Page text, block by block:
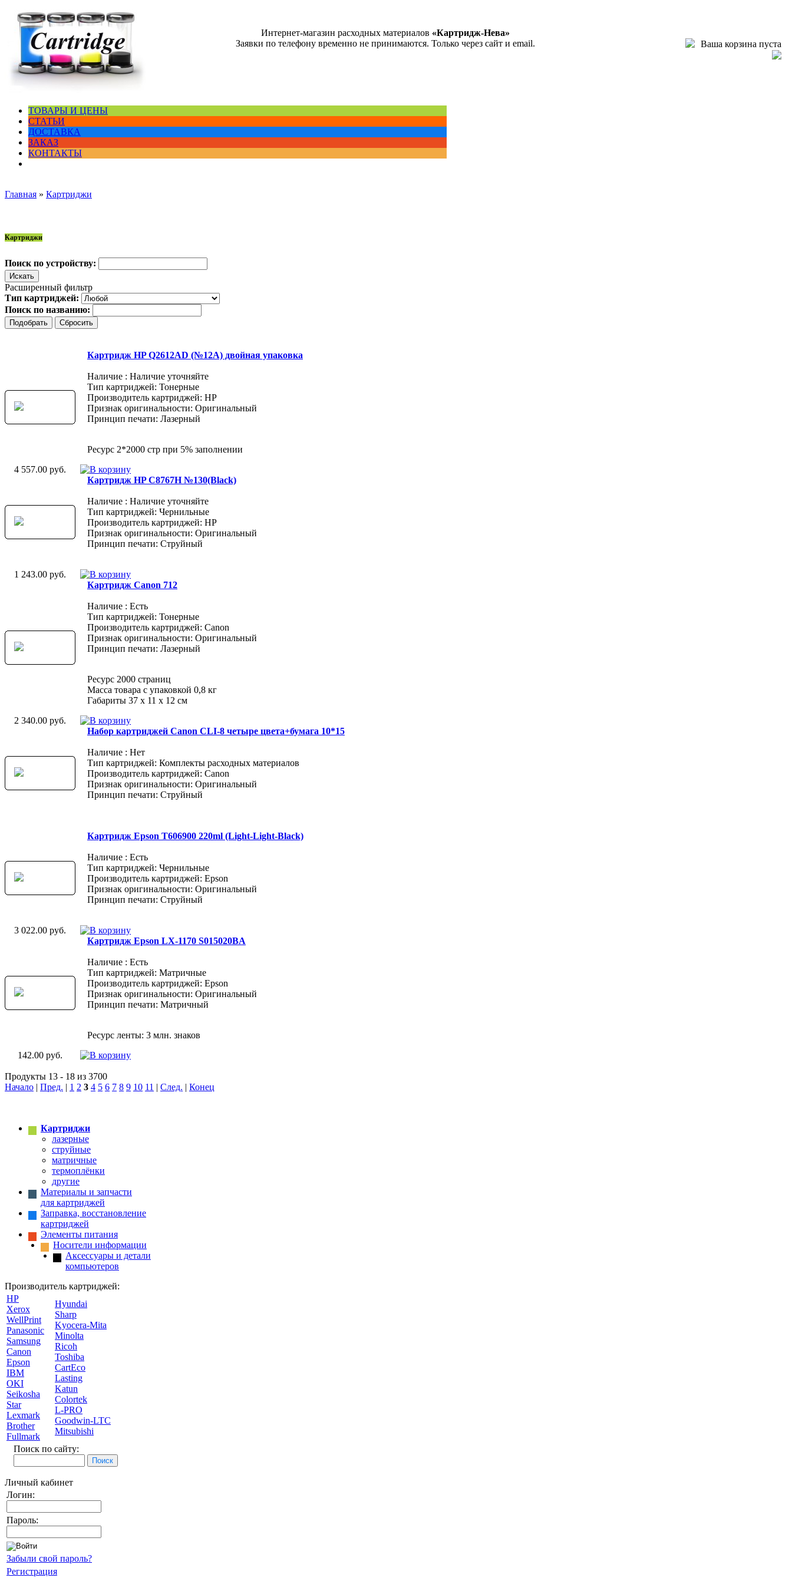
Интернет-магазин расходных материалов «Картридж-Нева»
Заявки по телефону временно не принимаются. Только через сайт и email.
Ваша корзина пуста
ТОВАРЫ И ЦЕНЫ
СТАТЬИ
ДОСТАВКА
ЗАКАЗ
КОНТАКТЫ
Главная » Картриджи
Картриджи
Поиск по устройству:
Расширенный фильтр
Тип картриджей:
Поиск по названию:
Картридж HP Q2612AD (№12A) двойная упаковка
Наличие : Наличие уточняйте
Тип картриджей: Тонерные
Производитель картриджей: HP
Признак оригинальности: Оригинальный
Принцип печати: Лазерный
Ресурс 2*2000 стр при 5% заполнении
4 557.00 руб.
Картридж HP C8767H №130(Black)
Наличие : Наличие уточняйте
Тип картриджей: Чернильные
Производитель картриджей: HP
Признак оригинальности: Оригинальный
Принцип печати: Струйный
1 243.00 руб.
Картридж Canon 712
Наличие : Есть
Тип картриджей: Тонерные
Производитель картриджей: Canon
Признак оригинальности: Оригинальный
Принцип печати: Лазерный
Ресурс 2000 страниц
Масса товара с упаковкой 0,8 кг
Габариты 37 x 11 x 12 см
2 340.00 руб.
Набор картриджей Canon CLI-8 четыре цвета+бумага 10*15
Наличие : Нет
Тип картриджей: Комплекты расходных материалов
Производитель картриджей: Canon
Признак оригинальности: Оригинальный
Принцип печати: Струйный
Картридж Epson T606900 220ml (Light-Light-Black)
Наличие : Есть
Тип картриджей: Чернильные
Производитель картриджей: Epson
Признак оригинальности: Оригинальный
Принцип печати: Струйный
3 022.00 руб.
Картридж Epson LX-1170 S015020BA
Наличие : Есть
Тип картриджей: Матричные
Производитель картриджей: Epson
Признак оригинальности: Оригинальный
Принцип печати: Матричный
Ресурс ленты: 3 млн. знаков
142.00 руб.
Продукты 13 - 18 из 3700
Начало | Пред. | 1 2 3 4 5 6 7 8 9 10 11 | След. | Конец
Картриджи
лазерные
струйные
матричные
термоплёнки
другие
Материалы и запчасти
для картриджей
Заправка, восстановление
картриджей
Элементы питания
Носители информации
Аксессуары и детали
компьютеров
Производитель картриджей:
HP
Xerox
WellPrint
Panasonic
Samsung
Canon
Epson
IBM
OKI
Seikosha
Star
Lexmark
Brother
Fullmark
Hyundai
Sharp
Kyocera-Mita
Minolta
Ricoh
Toshiba
CartEco
Lasting
Katun
Colortek
L-PRO
Goodwin-LTC
Mitsubishi
Поиск по сайту:
Личный кабинет
Логин:
Пароль:
Забыли свой пароль?
Регистрация